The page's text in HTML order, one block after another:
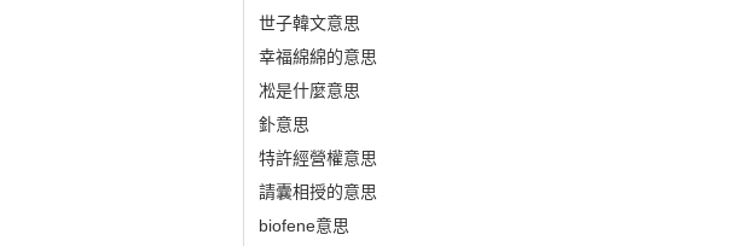
世子韓文意思
幸福綿綿的意思
凇是什麼意思
釙意思
特許經營權意思
請囊相授的意思
biofene意思